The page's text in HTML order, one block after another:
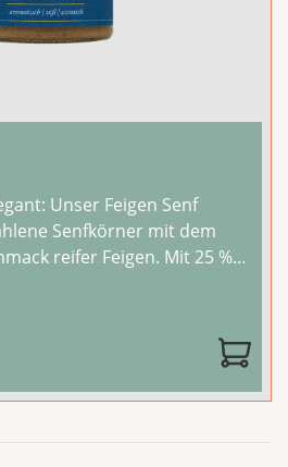
Unser Feigen Senf
Senfkörner mit dem
reifer Feigen. Mit 25 %
Note.Er passt hervorragend
und auf Brot.